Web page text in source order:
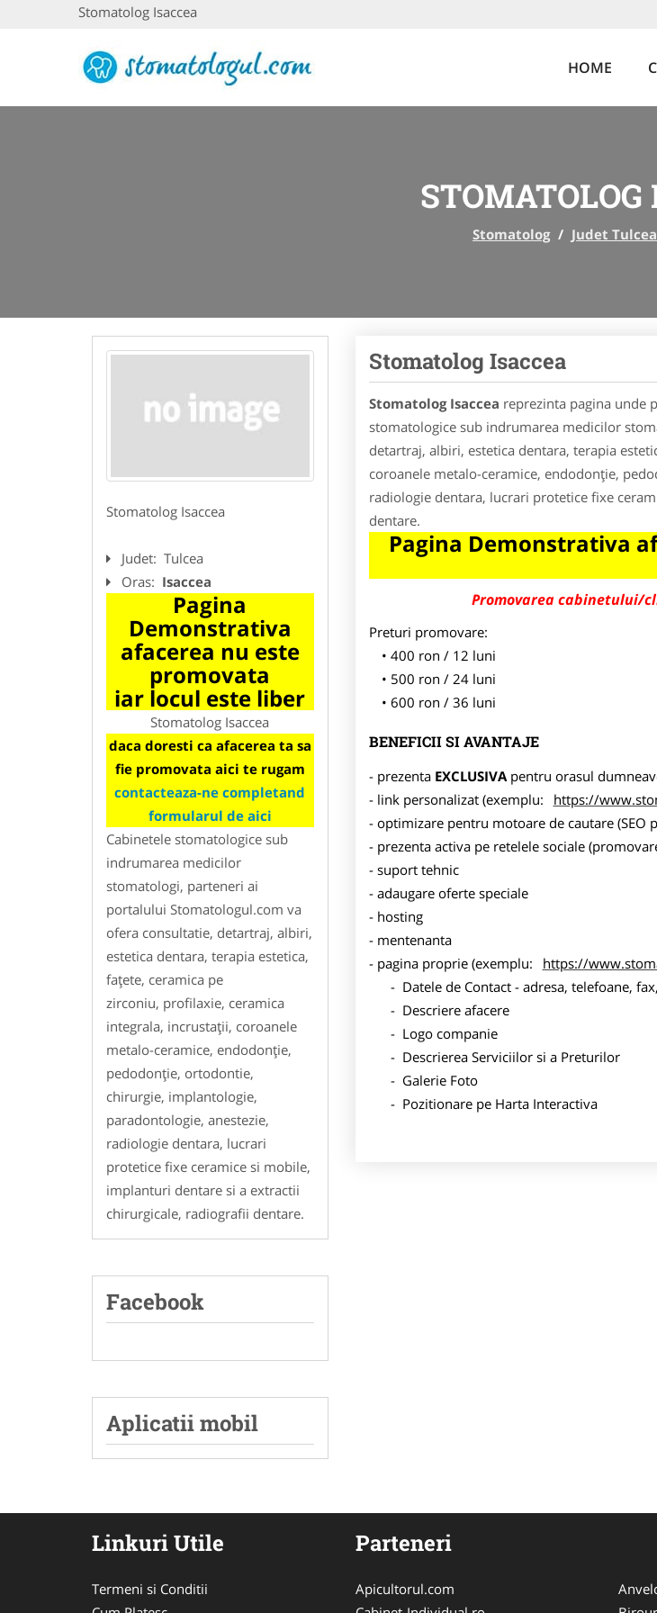
Stomatolog Isaccea
HOME
STOMATOLOG
Stomatolog / Judet Tulcea
Stomatolog Isaccea
Judet: Tulcea
Oras: Isaccea
Pagina
Demonstrativa
afacerea nu este
promovata
iar locul este liber
Stomatolog Isaccea
daca doresti ca afacerea ta sa
fie promovata aici te rugam
contacteaza-ne completand
formularul de aici
Cabinetele stomatologice sub
indrumarea medicilor
stomatologi, parteneri ai
portalului Stomatologul.com va
ofera consultatie, detartraj, albiri,
estetica dentara, terapia estetica,
faţete, ceramica pe
zirconiu, profilaxie, ceramica
integrala, incrustaţii, coroanele
metalo-ceramice, endodonţie,
pedodonţie, ortodontie,
chirurgie, implantologie,
paradontologie, anestezie,
radiologie dentara, lucrari
protetice fixe ceramice si mobile,
implanturi dentare si a extractii
chirurgicale, radiografii dentare.
Facebook
Aplicatii mobil
Stomatolog Isaccea
Stomatolog Isaccea reprezinta pagina unde
stomatologice sub indrumarea medicilor
detartraj, albiri, estetica dentara, terapia
coroanele metalo-ceramice, endodonţie,
radiologie dentara, lucrari protetice fixe
dentare.
Pagina Demonstrativa
Promovarea cabinetului/
Preturi promovare:
400 ron / 12 luni
500 ron / 24 luni
600 ron / 36 luni
BENEFICII SI AVANTAJE
- prezenta EXCLUSIVApentru orasul
- link personalizat (exemplu:
https://
- optimizare pentru motoare de cautare (SEO
- prezenta activa pe retelele sociale
- suport tehnic
- adaugare oferte speciale
- hosting
- mentenanta
- pagina proprie (exemplu:
https://
- Datele de Contact - adresa, telefoane,
- Descriere afacere
- Logo companie
- Descrierea Serviciilor si a Preturilor
- Galerie Foto
- Pozitionare pe Harta Interactiva
Linkuri Utile
Termeni si Conditii
Parteneri
Apicultorul.com